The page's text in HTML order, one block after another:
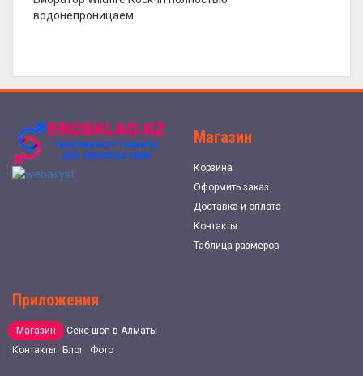
водонепроницаем.
Магазин
Корзина
Оформить заказ
Доставка и оплата
Контакты
Таблица размеров
Приложения
Магазин
Секс-шоп в Алматы
Контакты
Блог Фото